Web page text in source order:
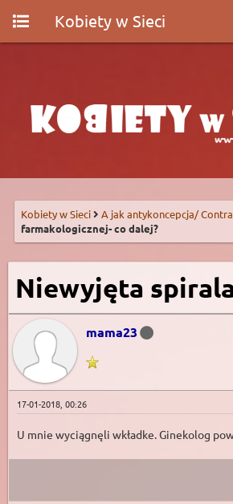
Kobiety w Sieci
Kobiety w Sieci A jak antykoncepcja/
farmakologicznej- co dalej?
Niewyjęta
mama23
17-01-2018, 00:26
U mnie wyciągnęli wkładke. Ginekolog